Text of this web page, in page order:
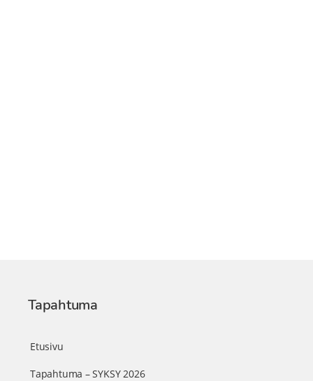
Tapahtuma
Etusivu
Tapahtuma – SYKSY 2026